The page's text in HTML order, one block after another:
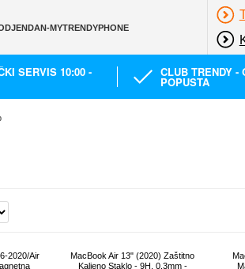
SERVIS 10:00 - CLUB TRENDY -
POPUSTA
2020/Air
MacBook Air 13" (2020) Zaštitno
Kaljeno Staklo - 9H, 0.3mm -